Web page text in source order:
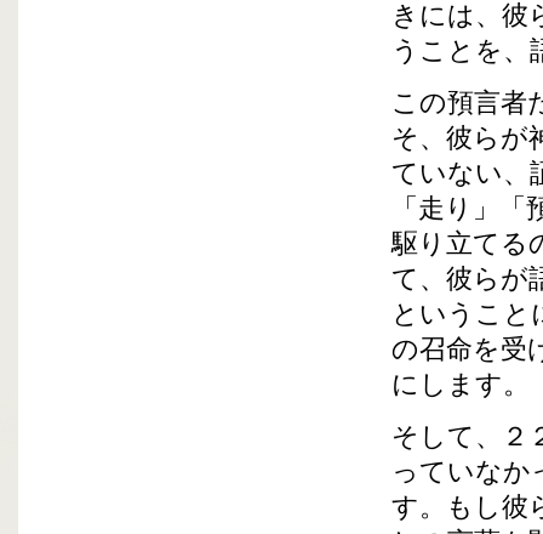
きには、彼
うことを、
この預言者
そ、彼らが
ていない、
「走り」
駆り立てる
て、彼らが
ということ
の召命を受
にします。
そして、２
っていなか
す。もし彼